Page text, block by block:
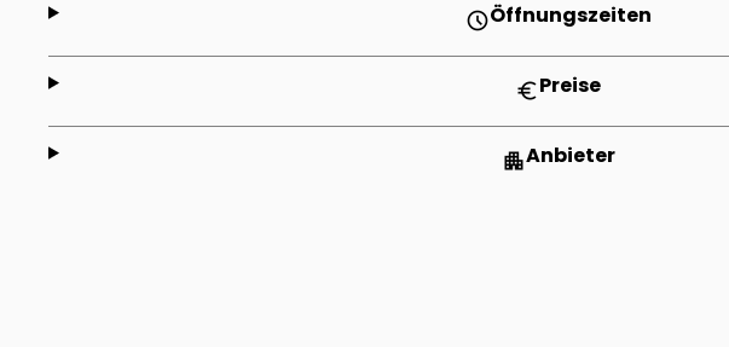
scheduleÖffnungszeiten
euroPreise
apartmentAnbieter